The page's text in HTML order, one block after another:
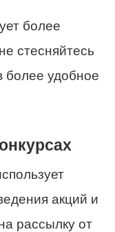
более
стесняйтесь
более удобное
акций и
рассылку от